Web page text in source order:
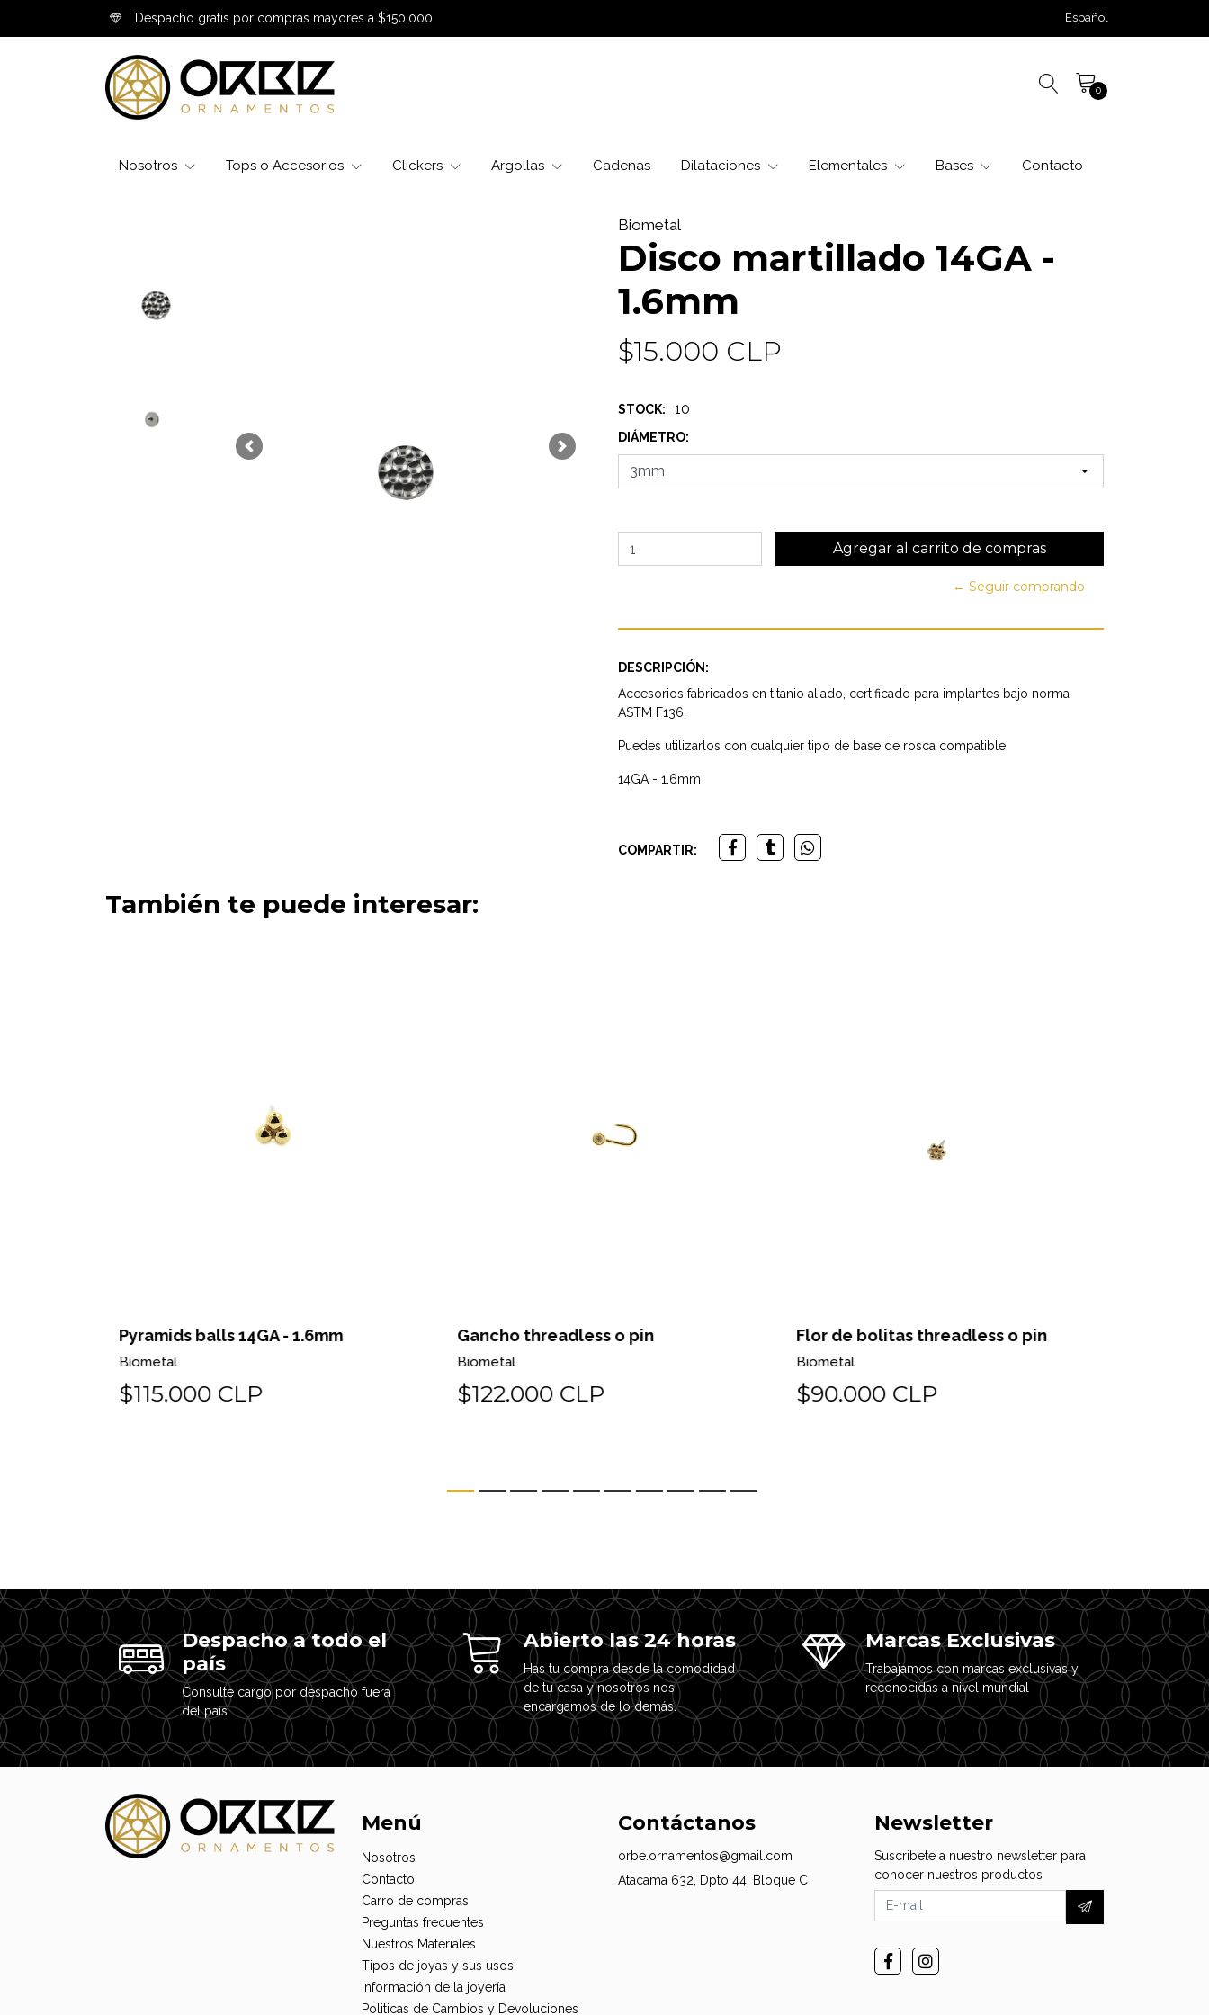
Despacho gratis por compras mayores a $150.000 Español
0
Nosotros Tops o Accesorios Clickers Argollas Cadenas Dilataciones Elementales Bases Contacto
Previous Next
Biometal
Disco martillado 14GA -
1.6mm
$15.000 CLP
STOCK: 10
DIÁMETRO:
← Seguir comprando
DESCRIPCIÓN:
Accesorios fabricados en titanio aliado, certificado para implantes bajo norma
ASTM F136.
Puedes utilizarlos con cualquier tipo de base de rosca compatible.
14GA - 1.6mm
COMPARTIR:
También te puede interesar:
Pyramids balls 14GA - 1.6mm
Biometal
$115.000 CLP
Gancho threadless o pin
Biometal
$122.000 CLP
Flor de bolitas threadless o pin
Biometal
$90.000 CLP
Despacho a todo el
país
Consulte cargo por despacho fuera
del país.
Abierto las 24 horas
Has tu compra desde la comodidad
de tu casa y nosotros nos
encargamos de lo demás.
Marcas Exclusivas
Trabajamos con marcas exclusivas y
reconocidas a nivel mundial
Menú
Nosotros
Contacto
Carro de compras
Preguntas frecuentes
Nuestros Materiales
Tipos de joyas y sus usos
Información de la joyería
Politicas de Cambios y Devoluciones
Contáctanos
orbe.ornamentos@gmail.com
Atacama 632, Dpto 44, Bloque C
Newsletter
Suscribete a nuestro newsletter para
conocer nuestros productos